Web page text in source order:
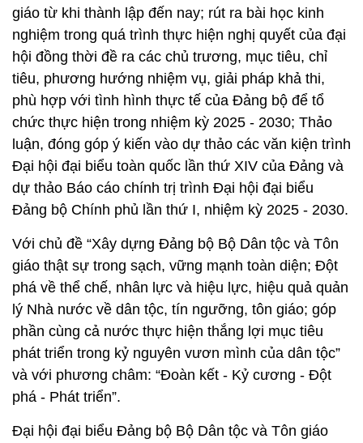
giáo từ khi thành lập đến nay; rút ra bài học kinh
nghiệm trong quá trình thực hiện nghị quyết của đại
hội đồng thời đề ra các chủ trương, mục tiêu, chỉ
tiêu, phương hướng nhiệm vụ, giải pháp khả thi,
phù hợp với tình hình thực tế của Đảng bộ để tổ
chức thực hiện trong nhiệm kỳ 2025 - 2030; Thảo
luận, đóng góp ý kiến vào dự thảo các văn kiện trình
Đại hội đại biểu toàn quốc lần thứ XIV của Đảng và
dự thảo Báo cáo chính trị trình Đại hội đại biểu
Đảng bộ Chính phủ lần thứ I, nhiệm kỳ 2025 - 2030.
Với chủ đề “Xây dựng Đảng bộ Bộ Dân tộc và Tôn
giáo thật sự trong sạch, vững mạnh toàn diện; Đột
phá về thể chế, nhân lực và hiệu lực, hiệu quả quản
lý Nhà nước về dân tộc, tín ngưỡng, tôn giáo; góp
phần cùng cả nước thực hiện thắng lợi mục tiêu
phát triển trong kỷ nguyên vươn mình của dân tộc”
và với phương châm: “Đoàn kết - Kỷ cương - Đột
phá - Phát triển”.
Đại hội đại biểu Đảng bộ Bộ Dân tộc và Tôn giáo